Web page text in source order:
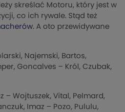
skreślać Motoru, który jest w
co ich rywale. Stąd też
. A oto przewidywane
Najemski, Bartos,
Goncalves – Król, Czubak,
– Wojtuszek, Vital, Pelmard,
Imaz – Pozo, Pululu,